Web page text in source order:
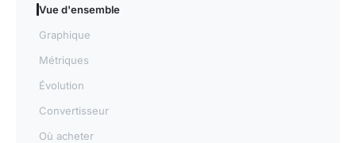
Vue d'ensemble
Graphique
Métriques
Évolution
Convertisseur
Où acheter